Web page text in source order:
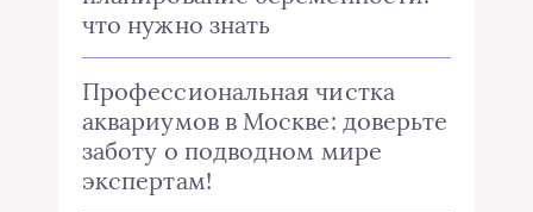
что нужно знать
Профессиональная чистка
аквариумов в Москве: доверьте
заботу о подводном мире
экспертам!